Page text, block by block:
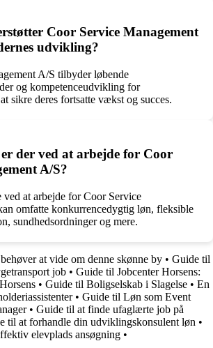
Coor Service Management
udvikling?
A/S tilbyder løbende
og kompetenceudvikling for
sikre deres fortsatte vækst og succes.
der ved at arbejde for Coor
A/S?
at arbejde for Coor Service
omfatte konkurrencedygtig løn, fleksible
sundhedsordninger og mere.
at vide om denne skønne by • Guide til
job • Guide til Jobcenter Horsens:
• Guide til Boligselskab i Slagelse • En
• Guide til Løn som Event
• Guide til at finde ufaglærte job på
til at forhandle din udviklingskonsulent løn •
elevplads ansøgning •